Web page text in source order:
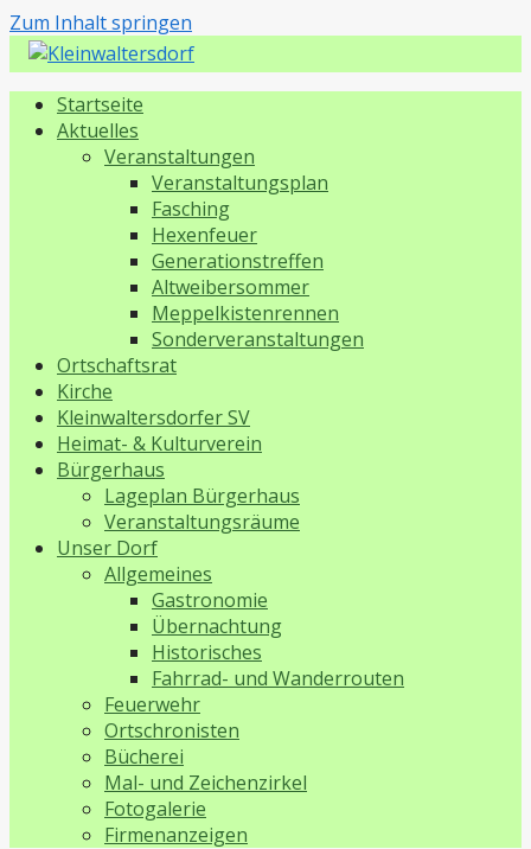
Zum Inhalt springen
Kleinwaltersdorf
Startseite
Aktuelles
Veranstaltungen
Veranstaltungsplan
Fasching
Hexenfeuer
Generationstreffen
Altweibersommer
Meppelkistenrennen
Sonderveranstaltungen
Ortschaftsrat
Kirche
Kleinwaltersdorfer SV
Heimat- & Kulturverein
Bürgerhaus
Lageplan Bürgerhaus
Veranstaltungsräume
Unser Dorf
Allgemeines
Gastronomie
Übernachtung
Historisches
Fahrrad- und Wanderrouten
Feuerwehr
Ortschronisten
Bücherei
Mal- und Zeichenzirkel
Fotogalerie
Firmenanzeigen